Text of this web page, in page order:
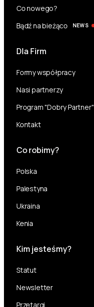
Co nowego?
Bądź na bieżąco
NEWS
Dla Firm
Formy współpracy
Nasi partnerzy
Program "Dobry Partner"
Kontakt
Co robimy?
Polska
Palestyna
Ukraina
Kenia
Kim jesteśmy?
Statut
Newsletter
Przetargi